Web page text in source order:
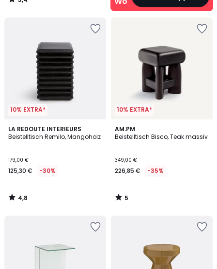
/
10% EXTRA*
LA REDOUTE INTERIEURS
Beistelltisch Remilo, Mangoholz
179,00 €
125,30 € -30%
4,8
/ 5
4,8
/
10% EXTRA*
AM.PM
Beistelltisch Bisco, Teak massiv
349,00 €
226,85 € -35%
5
/
5
/